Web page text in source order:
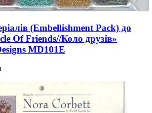
(Embellishment Pack) до
Of Friends//Коло друзів»
MD101E